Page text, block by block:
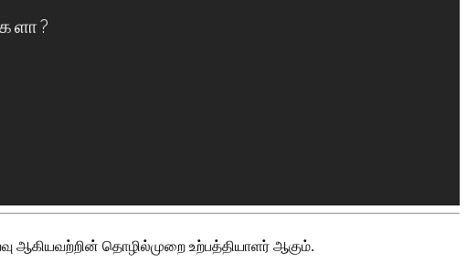
ஆகியவற்றின் தொழில்முறை உற்பத்தியாளர் ஆகும்.